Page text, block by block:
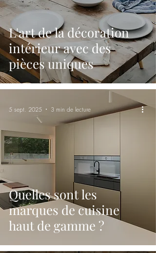
L'art de la décoration
intérieur avec des
pièces uniques
Quelles sont les
marques de cuisine
haut de gamme ?
5 sept. 2025 3 min de lecture